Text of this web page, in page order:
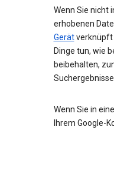
Wenn Sie nicht
erhobenen
Gerätverknüpft
Dinge tun, wie
beibehalten,
Wenn Sie in
Ihrem Google-